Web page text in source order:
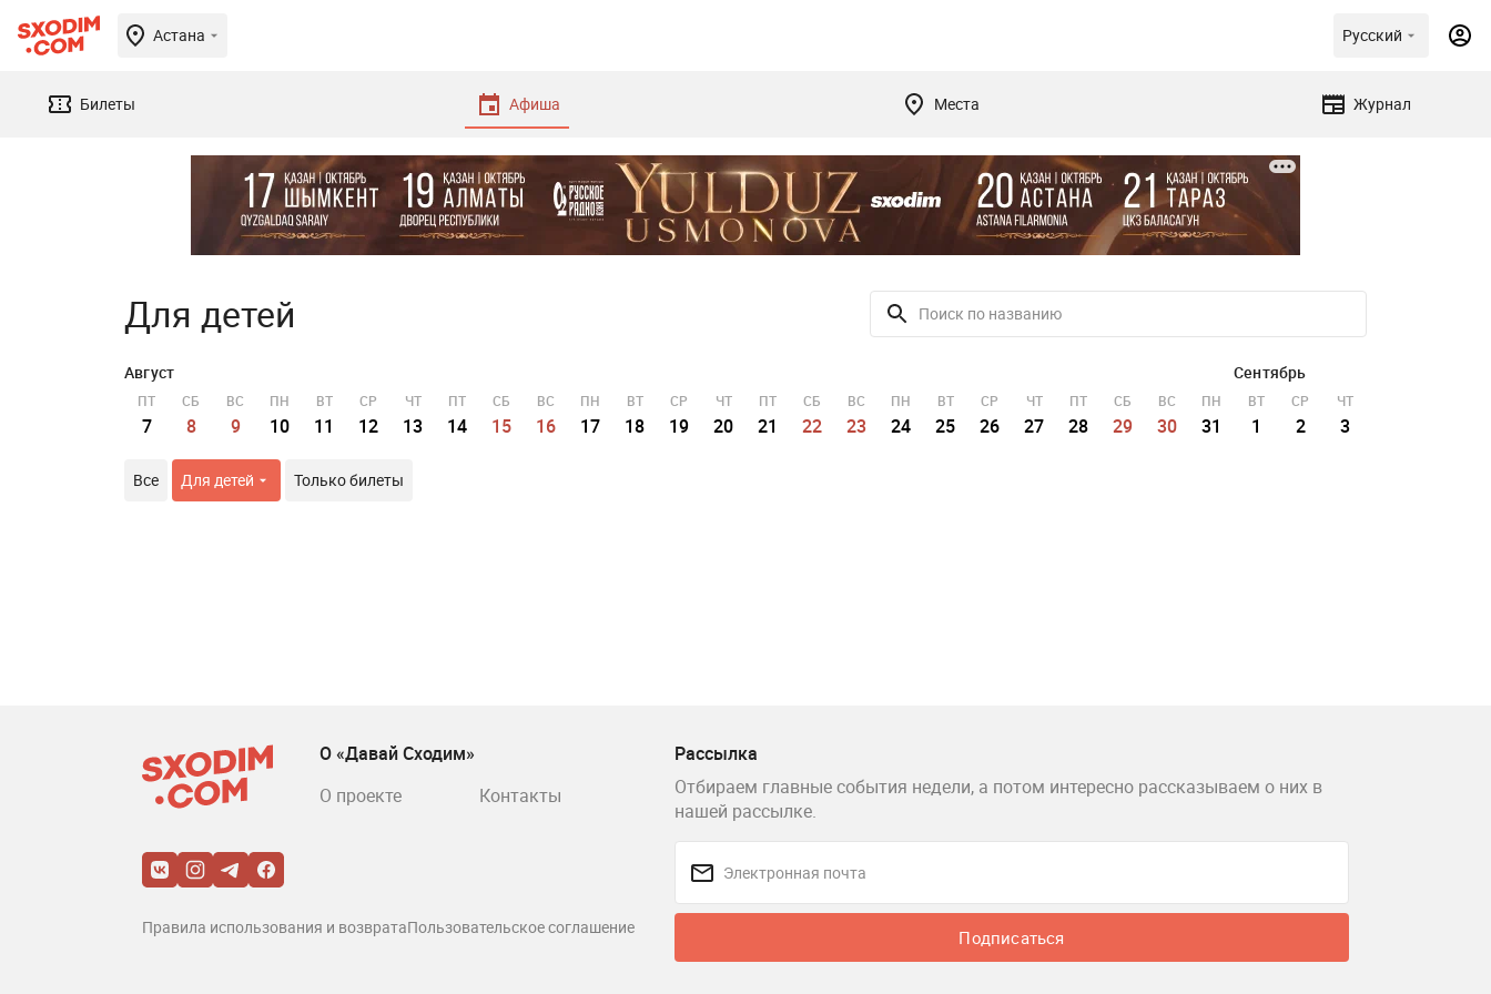
Астана Русский
Билеты Афиша Места Журнал
Для детей
Август
ПТ
7
СБ
8
ВС
9
ПН
10
ВТ
11
СР
12
ЧТ
13
ПТ
14
СБ
15
ВС
16
ПН
17
ВТ
18
СР
19
ЧТ
20
ПТ
21
СБ
22
ВС
23
ПН
24
ВТ
25
СР
26
ЧТ
27
ПТ
28
СБ
29
ВС
30
ПН
31
Сентябрь
ВТ
1
СР
2
ЧТ
3
Все Для детей Только билеты
Рассылка
Отбираем главные события недели, а потом интересно рассказываем о них в
нашей рассылке.
Подписаться
О «Давай Сходим»
О проекте
Контакты
Правила использования и возвратаПользовательское соглашение